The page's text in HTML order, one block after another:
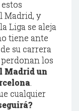
Madrid, y
Liga se aleja
tiene ante
su carrera
los
Madrid un
.
cualquier